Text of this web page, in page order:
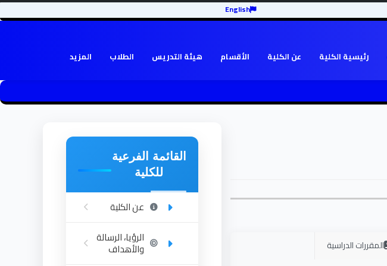
English
رئيسية الكلية عن الكلية الأقسام هيئة التدريس الطلاب المزيد
المقررات الدراسية
القائمة الفرعية
للكلية
عن الكلية
الرؤيا، الرسالة
والأهداف